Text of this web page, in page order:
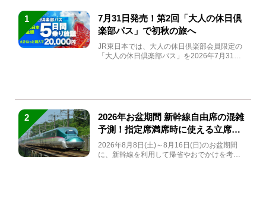
1
7月31日発売！第2回「大人の休日倶
楽部パス」で初秋の旅へ
JR東日本では、大人の休日倶楽部会員限定の
「大人の休日倶楽部パス」を2026年7月31日
2
2026年お盆期間 新幹線自由席の混雑
予測！指定席満席時に使える立席特
急券も解説
2026年8月8日(土)～8月16日(日)のお盆期間
に、新幹線を利用して帰省やおでかけを考え